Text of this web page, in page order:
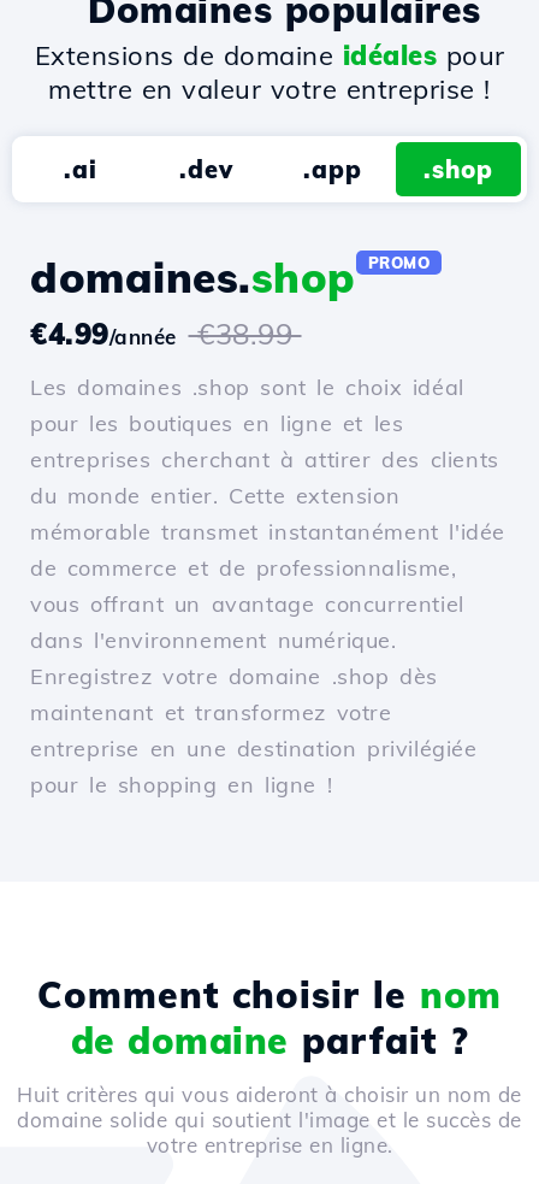
Domaines populaires
Extensions de domaine idéales pour
mettre en valeur votre entreprise !
.ai .dev .app .shop
domaines.shop PROMO
€4.99/année €38.99
Les domaines .shop sont le choix idéal
pour les boutiques en ligne et les
entreprises cherchant à attirer des clients
du monde entier. Cette extension
mémorable transmet instantanément l'idée
de commerce et de professionnalisme,
vous offrant un avantage concurrentiel
dans l'environnement numérique.
Enregistrez votre domaine .shop dès
maintenant et transformez votre
entreprise en une destination privilégiée
pour le shopping en ligne !
Comment choisir le nom
de domaine parfait ?
Huit critères qui vous aideront à choisir un nom de
domaine solide qui soutient l'image et le succès de
votre entreprise en ligne.